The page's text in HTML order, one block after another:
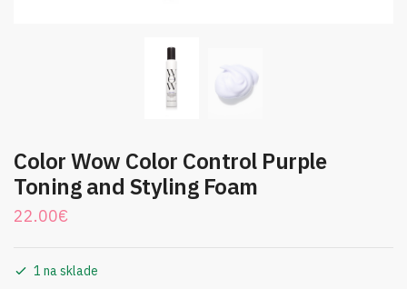
Color Wow Color Control Purple
Toning and Styling Foam
22.00€
1 na sklade